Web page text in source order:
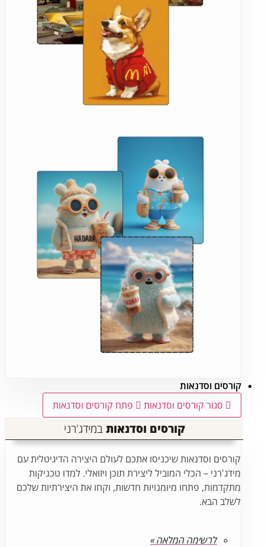
קורסים וסדנאות
סגור קורסים וסדנאות
פתח קורסים וסדנאות
קורסים וסדנאותבמידג'רני
קורסים וסדנאות שיכניסו אתכם לעולם היצירה הדיגיטלית עם
מידג'רני – הכלי המוביל ליצירת תוכן ויזואלי. למדו טכניקות
מתקדמות, פתחו מיומנויות חדשות, וקחו את היצירתיות שלכם
לשלב הבא.
לרשימה המלאה »